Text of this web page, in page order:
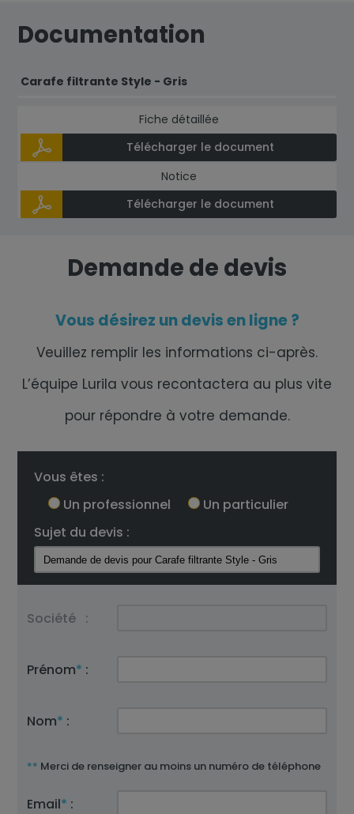
Documentation
Carafe filtrante Style - Gris
Fiche détaillée
Télécharger le document
Notice
Télécharger le document
Demande de devis
Vous désirez un devis en ligne ?
Veuillez remplir les informations ci-après.
L’équipe Lurila vous recontactera au plus vite
pour répondre à votre demande.
Vous êtes :
Un professionnel
Un particulier
Sujet du devis :
Société :
Prénom* :
Nom* :
** Merci de renseigner au moins un numéro de téléphone
Email* :